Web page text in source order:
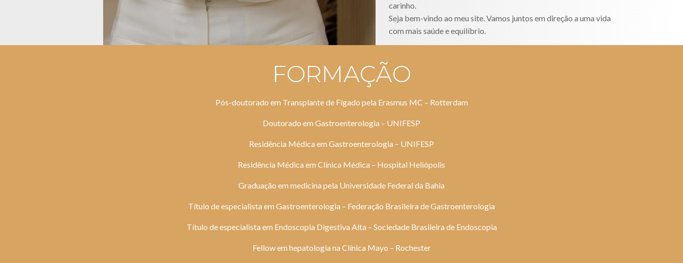
carinho.
Seja bem-vindo ao meu site. Vamos juntos em direção a uma vida
com mais saúde e equilíbrio.
FORMAÇÃO
Pós-doutorado em Transplante de Fígado pela Erasmus MC – Rotterdam
Doutorado em Gastroenterologia – UNIFESP
Residência Médica em Gastroenterologia – UNIFESP
Residência Médica em Clínica Médica – Hospital Heliópolis
Graduação em medicina pela Universidade Federal da Bahia
Título de especialista em Gastroenterologia – Federação Brasileira de Gastroenterologia
Título de especialista em Endoscopia Digestiva Alta – Sociedade Brasileira de Endoscopia
Fellow em hepatologia na Clínica Mayo – Rochester